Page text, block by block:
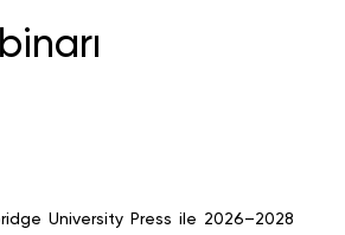
University Press ile 2026–2028